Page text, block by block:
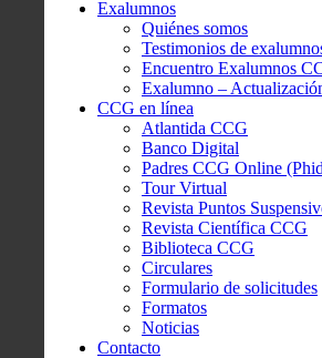
Exalumnos
Quiénes somos
Testimonios de
Encuentro Exalumnos
Exalumno –
CCG en línea
Atlantida CCG
Banco Digital
Padres CCG Online
Tour Virtual
Revista Puntos
Revista Científica CCG
Biblioteca CCG
Circulares
Formulario de solicitudes
Formatos
Noticias
Contacto